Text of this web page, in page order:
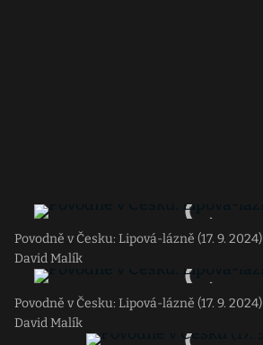
Povodně v Česku: Lipová-lázně (17. 9. 2024)
David Malík
Povodně v Česku: Lipová-lázně (17. 9. 2024)
David Malík